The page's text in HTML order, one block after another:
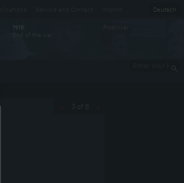
Deutsch
1918
End of the war
‹ 3 of 8 ›